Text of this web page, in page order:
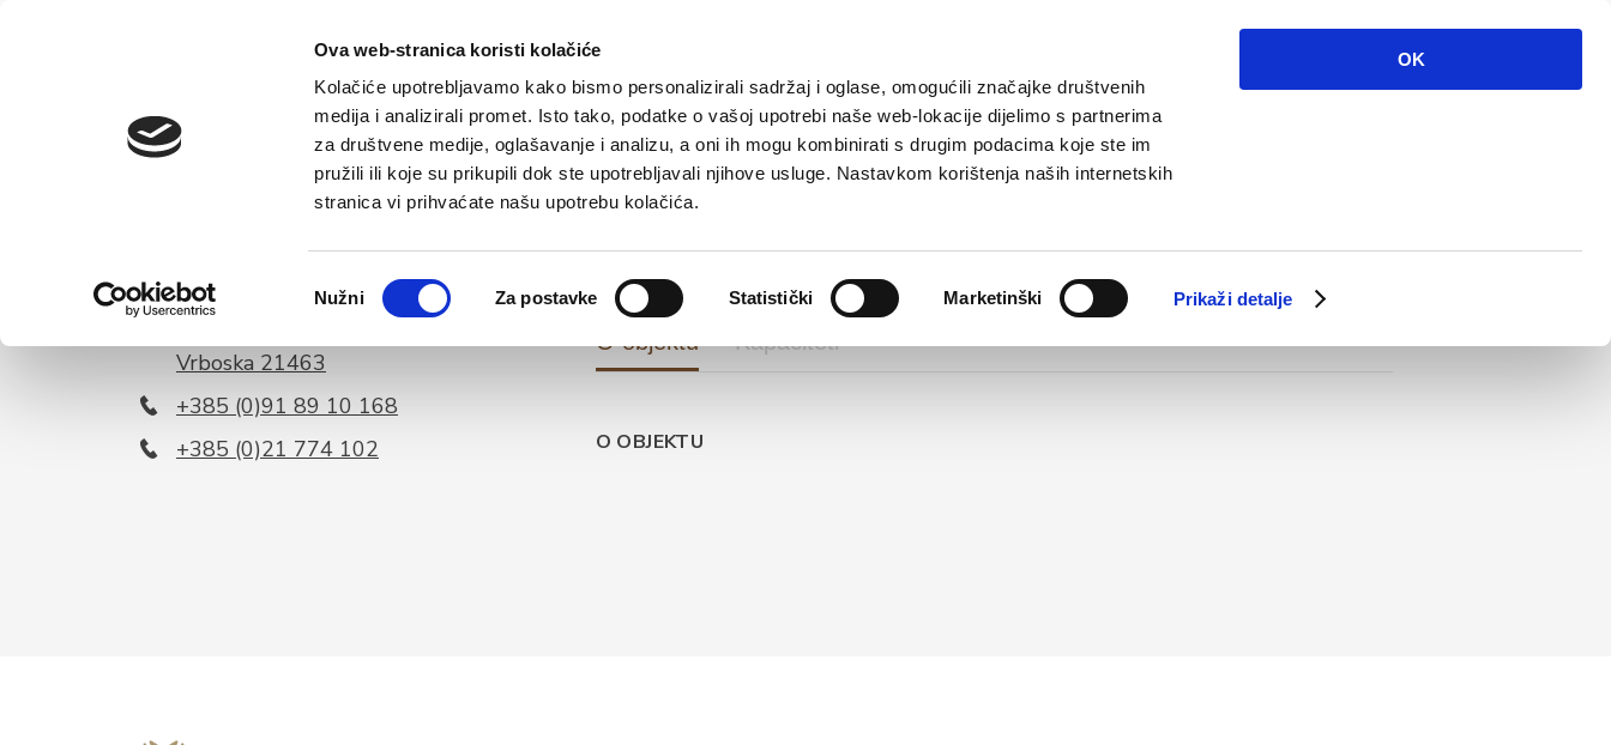
Ova web-stranica koristi kolačiće
Kolačiće upotrebljavamo kako bismo personalizirali sadržaj i oglase, omogućili značajke društvenih
medija i analizirali promet. Isto tako, podatke o vašoj upotrebi naše web-lokacije dijelimo s partnerima
za društvene medije, oglašavanje i analizu, a oni ih mogu kombinirati s drugim podacima koje ste im
pružili ili koje su prikupili dok ste upotrebljavali njihove usluge. Nastavkom korištenja naših internetskih
stranica vi prihvaćate našu upotrebu kolačića.
pristanka
Nužni Za postavke Statistički Marketinški Prikaži detalje
OK
Početna Turistička ponuda
PRIVATNI SMJEŠTAJ
Jasminko Musić
Vrboska 21463
+385 (0)91 89 10 168
+385 (0)21 774 102
O objektu Kapaciteti
O OBJEKTU